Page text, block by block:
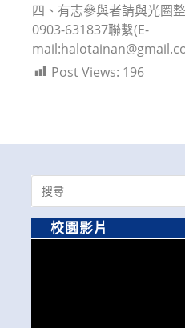
四、有志參與者請與光圈
0903-631837聯繫(E-
Post Views: 196
Search
for:
校園影片